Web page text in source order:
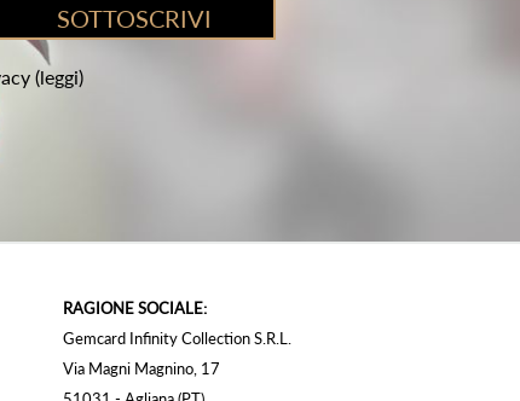
(leggi)
RAGIONE SOCIALE:
Gemcard Infinity Collection S.R.L.
Via Magni Magnino, 17